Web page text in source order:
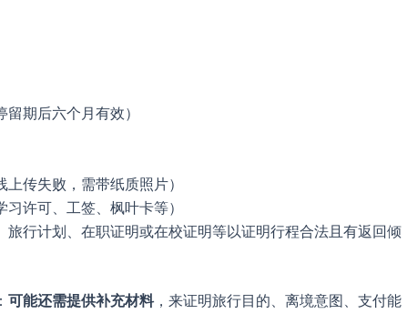
期后六个月有效）
传失败，需带纸质照片）
许可、工签、枫叶卡等）
旅行计划、在职证明或在校证明等以证明行程合法且有返回倾
可能还需提供补充材料，来证明旅行目的、离境意图、支付能